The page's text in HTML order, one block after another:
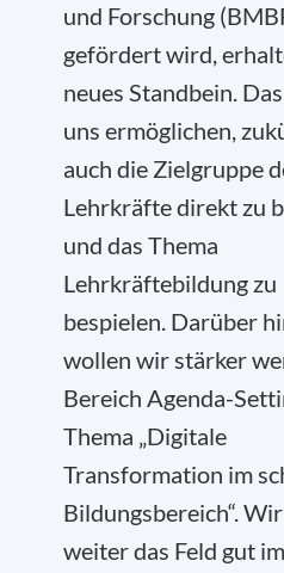
und Forschung
gefördert wird,
neues Standbein.
uns ermöglichen,
auch die Zielgruppe
Lehrkräfte direkt zu
und das Thema
Lehrkräftebildung zu
bespielen. Darüber
wollen wir stärker
Bereich Agenda-
Thema „Digitale
Transformation im
Bildungsbereich“.
weiter das Feld gut